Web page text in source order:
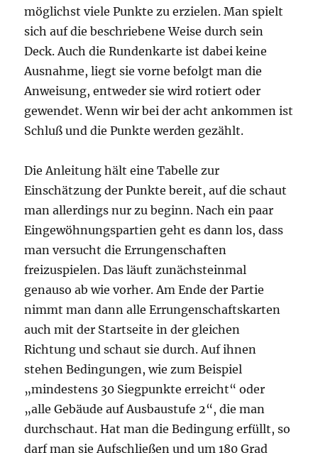
möglichst viele Punkte zu erzielen. Man spielt
sich auf die beschriebene Weise durch sein
Deck. Auch die Rundenkarte ist dabei keine
Ausnahme, liegt sie vorne befolgt man die
Anweisung, entweder sie wird rotiert oder
gewendet. Wenn wir bei der acht ankommen ist
Schluß und die Punkte werden gezählt.
Die Anleitung hält eine Tabelle zur
Einschätzung der Punkte bereit, auf die schaut
man allerdings nur zu beginn. Nach ein paar
Eingewöhnungspartien geht es dann los, dass
man versucht die Errungenschaften
freizuspielen. Das läuft zunächsteinmal
genauso ab wie vorher. Am Ende der Partie
nimmt man dann alle Errungenschaftskarten
auch mit der Startseite in der gleichen
Richtung und schaut sie durch. Auf ihnen
stehen Bedingungen, wie zum Beispiel
„mindestens 30 Siegpunkte erreicht“ oder
„alle Gebäude auf Ausbaustufe 2“, die man
durchschaut. Hat man die Bedingung erfüllt, so
darf man sie Aufschließen und um 180 Grad